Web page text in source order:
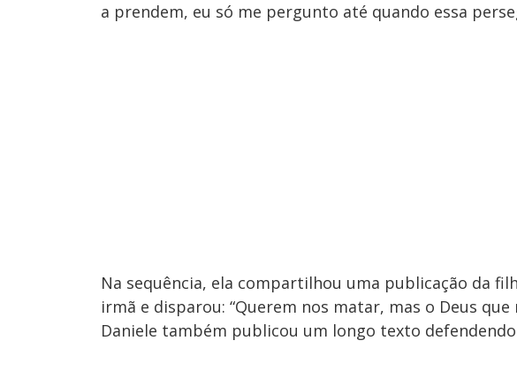
a prendem, eu só me pergunto até quando essa
Na sequência, ela compartilhou uma publicação da
irmã e disparou: “Querem nos matar, mas o Deus
Daniele também publicou um longo texto